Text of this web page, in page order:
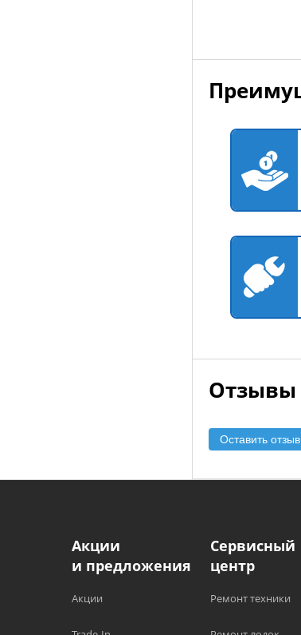
Отзывы
Оставить отзыв
Акции
и предложения
Акции
Сервисный
центр
Ремонт техники